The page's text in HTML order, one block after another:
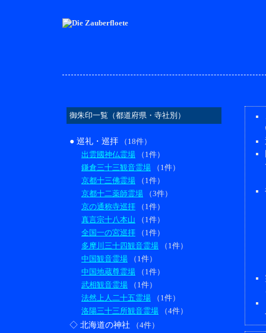
御朱印一覧（都道府県・寺社別）
● 巡礼・巡拝 （18件）
出雲國神仏霊場 （1件）
鎌倉三十三観音霊場 （1件）
京都十三佛霊場 （1件）
京都十二薬師霊場 （3件）
京の通称寺巡拝 （1件）
真言宗十八本山 （1件）
全国一の宮巡拝 （1件）
多摩川三十四観音霊場 （1件）
中国観音霊場 （1件）
中国地蔵尊霊場 （1件）
武相観音霊場 （1件）
法然上人二十五霊場 （1件）
洛陽三十三所観音霊場 （4件）
◇ 北海道の神社 （4件）